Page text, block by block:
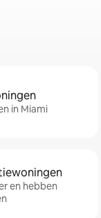
in Miami
en hebben